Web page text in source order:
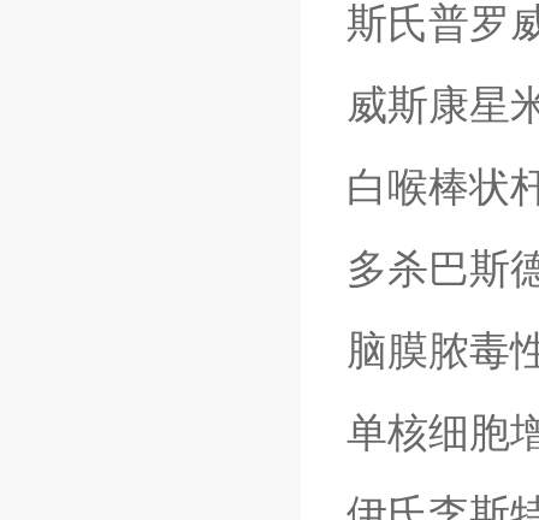
斯氏普罗
威斯康星
白喉棒状
多杀巴斯
脑膜脓毒
单核细胞